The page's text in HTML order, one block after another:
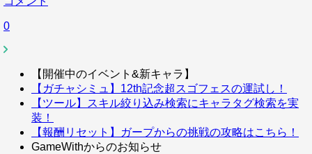
0
【開催中のイベント&新キャラ】
【ガチャシミュ】12th記念超スゴフェスの運試し！
【ツール】スキル絞り込み検索にキャラタグ検索を実
装！
【報酬リセット】ガープからの挑戦の攻略はこちら！
GameWithからのお知らせ